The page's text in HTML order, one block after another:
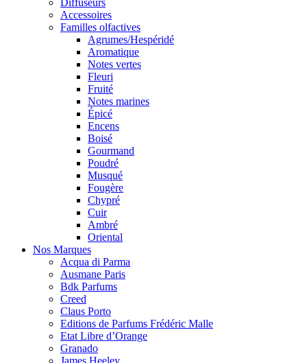
Diffuseurs
Accessoires
Familles olfactives
Agrumes/Hespéridé
Aromatique
Notes vertes
Fleuri
Fruité
Notes marines
Épicé
Encens
Boisé
Gourmand
Poudré
Musqué
Fougère
Chypré
Cuir
Ambré
Oriental
Nos Marques
Acqua di Parma
Ausmane Paris
Bdk Parfums
Creed
Claus Porto
Editions de Parfums Frédéric Malle
Etat Libre d’Orange
Granado
James Heeley